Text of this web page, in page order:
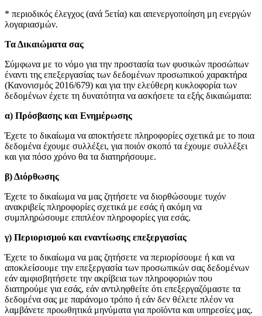
* περιοδικός έλεγχος (ανά 5ετία) και απενεργοποίηση μη ενεργών
λογαριασμών.
Τα Δικαιώματα σας
Σύμφωνα με το νόμο για την προστασία των φυσικών προσώπων
έναντι της επεξεργασίας των δεδομένων προσωπικού χαρακτήρα
(Κανονισμός 2016/679) και για την ελεύθερη κυκλοφορία των
δεδομένων έχετε τη δυνατότητα να ασκήσετε τα εξής δικαιώματα:
α) Πρόσβασης και Ενημέρωσης
Έχετε το δικαίωμα να αποκτήσετε πληροφορίες σχετικά με το ποια
δεδομένα έχουμε συλλέξει, για ποιόν σκοπό τα έχουμε συλλέξει
και για πόσο χρόνο θα τα διατηρήσουμε.
β) Διόρθωσης
Έχετε το δικαίωμα να μας ζητήσετε να διορθώσουμε τυχόν
ανακριβείς πληροφορίες σχετικά με εσάς ή ακόμη να
συμπληρώσουμε επιπλέον πληροφορίες για εσάς.
γ) Περιορισμού και εναντίωσης επεξεργασίας
Έχετε το δικαίωμα να μας ζητήσετε να περιορίσουμε ή και να
αποκλείσουμε την επεξεργασία των προσωπικών σας δεδομένων
εάν αμφισβητήσετε την ακρίβεια των πληροφοριών που
διατηρούμε για εσάς, εάν αντιληφθείτε ότι επεξεργαζόμαστε τα
δεδομένα σας με παράνομο τρόπο ή εάν δεν θέλετε πλέον να
λαμβάνετε προωθητικά μηνύματα για προϊόντα και υπηρεσίες μας.